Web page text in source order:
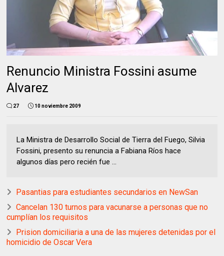
Renuncio Ministra Fossini asume
Alvarez
27 10 noviembre 2009
La Ministra de Desarrollo Social de Tierra del Fuego, Silvia
Fossini, presento su renuncia a Fabiana Ríos hace
algunos días pero recién fue ...
Pasantias para estudiantes secundarios en NewSan
Cancelan 130 turnos para vacunarse a personas que no
cumplían los requisitos
Prision domiciliaria a una de las mujeres detenidas por el
homicidio de Oscar Vera